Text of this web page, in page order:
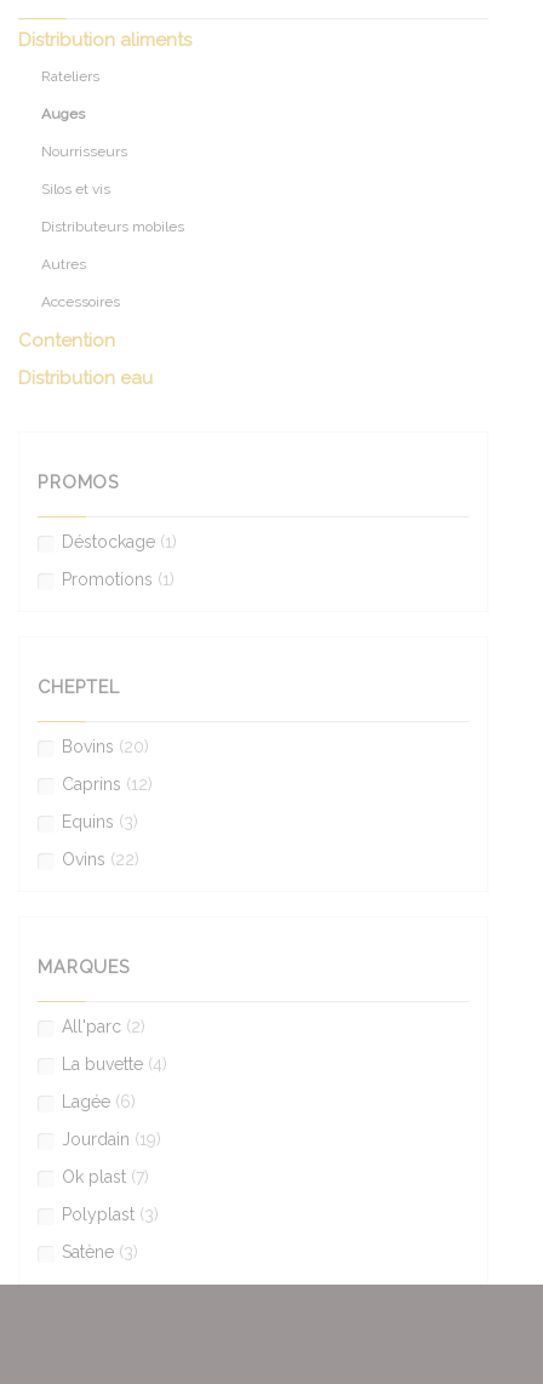
Distribution aliments
Rateliers
Auges
Nourrisseurs
Silos et vis
Distributeurs mobiles
Autres
Accessoires
Contention
Distribution eau
PROMOS
Déstockage (1)
Promotions (1)
CHEPTEL
Bovins (20)
Caprins (12)
Equins (3)
Ovins (22)
MARQUES
All'parc (2)
La buvette (4)
Lagée (6)
Jourdain (19)
Ok plast (7)
Polyplast (3)
Satène (3)